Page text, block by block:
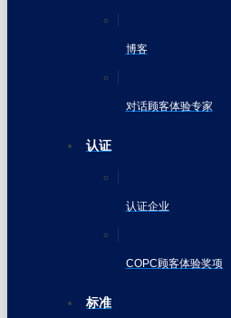
博客
对话顾客体验专家
认证
认证企业
COPC顾客体验奖项
标准